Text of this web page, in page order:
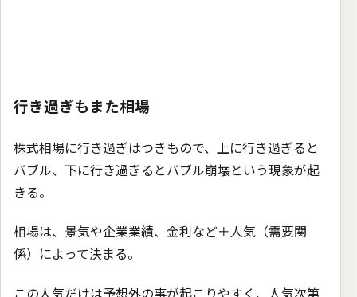
行き過ぎもまた相場
株式相場に行き過ぎはつきもので、上に行き過ぎると
バブル、下に行き過ぎるとバブル崩壊という現象が起
きる。
相場は、景気や企業業績、金利など＋人気（需要関
係）によって決まる。
この人気だけは予想外の事が起こりやすく、人気次第